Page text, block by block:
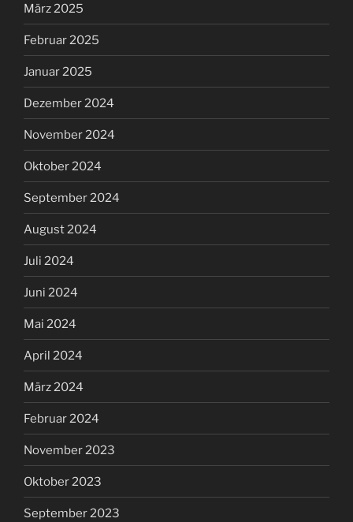
März 2025
Februar 2025
Januar 2025
Dezember 2024
November 2024
Oktober 2024
September 2024
August 2024
Juli 2024
Juni 2024
Mai 2024
April 2024
März 2024
Februar 2024
November 2023
Oktober 2023
September 2023